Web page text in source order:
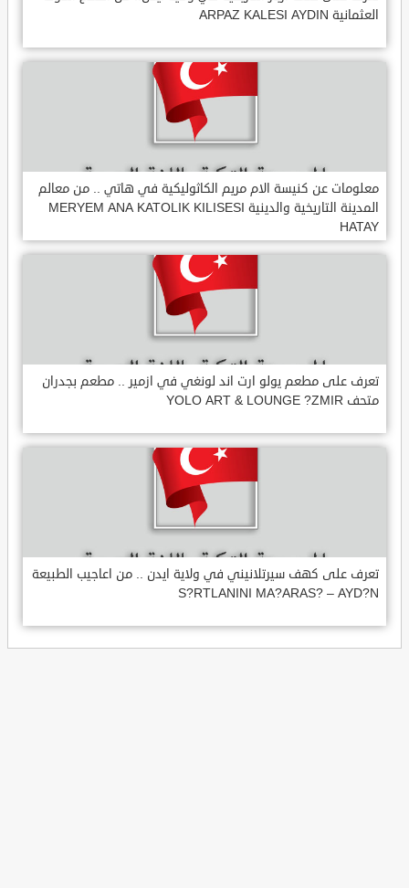
العثمانية ARPAZ KALESI AYDIN
معلومات عن كنيسة الام مريم الكاثوليكية في هاتي .. من معالم
المدينة التاريخية والدينية MERYEM ANA KATOLIK KILISESI
HATAY
تعرف على مطعم يولو ارت اند لونغي في ازمير .. مطعم بجدران
متحف YOLO ART & LOUNGE ?ZMIR
تعرف على كهف سيرتلانيني في ولاية ايدن .. من اعاجيب الطبيعة
S?RTLANINI MA?ARAS? – AYD?N